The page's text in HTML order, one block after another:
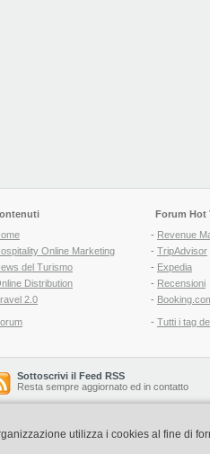
Online Marketing
del Turismo
Distribution
2.0
Forum Hot
- Revenue
- TripAdvisor
- Expedia
- Recensioni
-
- Tutti i tag
Sottoscrivi il Feed RSS
Resta sempre aggiornato ed in contatto
Copyright © 2006-
utilizza i cookies al fine di